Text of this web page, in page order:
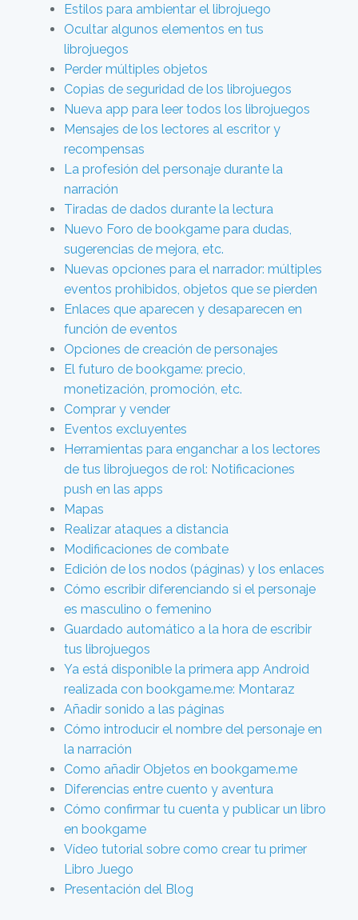
Estilos para ambientar el librojuego
Ocultar algunos elementos en tus
librojuegos
Perder múltiples objetos
Copias de seguridad de los librojuegos
Nueva app para leer todos los librojuegos
Mensajes de los lectores al escritor y
recompensas
La profesión del personaje durante la
narración
Tiradas de dados durante la lectura
Nuevo Foro de bookgame para dudas,
sugerencias de mejora, etc.
Nuevas opciones para el narrador: múltiples
eventos prohibidos, objetos que se pierden
Enlaces que aparecen y desaparecen en
función de eventos
Opciones de creación de personajes
El futuro de bookgame: precio,
monetización, promoción, etc.
Comprar y vender
Eventos excluyentes
Herramientas para enganchar a los lectores
de tus librojuegos de rol: Notificaciones
push en las apps
Mapas
Realizar ataques a distancia
Modificaciones de combate
Edición de los nodos (páginas) y los enlaces
Cómo escribir diferenciando si el personaje
es masculino o femenino
Guardado automático a la hora de escribir
tus librojuegos
Ya está disponible la primera app Android
realizada con bookgame.me: Montaraz
Añadir sonido a las páginas
Cómo introducir el nombre del personaje en
la narración
Como añadir Objetos en bookgame.me
Diferencias entre cuento y aventura
Cómo confirmar tu cuenta y publicar un libro
en bookgame
Vídeo tutorial sobre como crear tu primer
Libro Juego
Presentación del Blog